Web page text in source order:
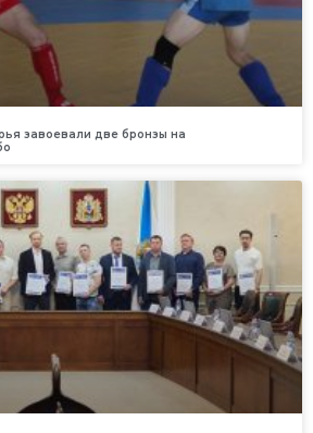
завоевали две бронзы на